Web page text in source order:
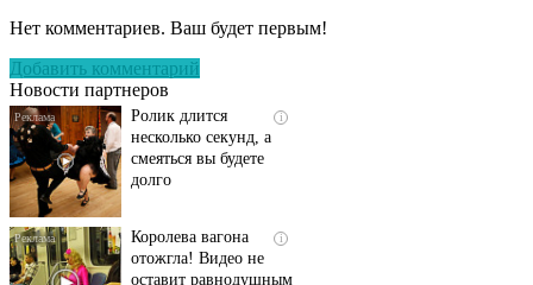
Нет комментариев. Ваш будет первым!
Добавить комментарий
Новости партнеров
люди вытворяют, когда
i
Ролик длится
несколько секунд, а
смеяться вы будете
долго
i
Королева вагона
отожгла! Видео не
оставит равнодушным